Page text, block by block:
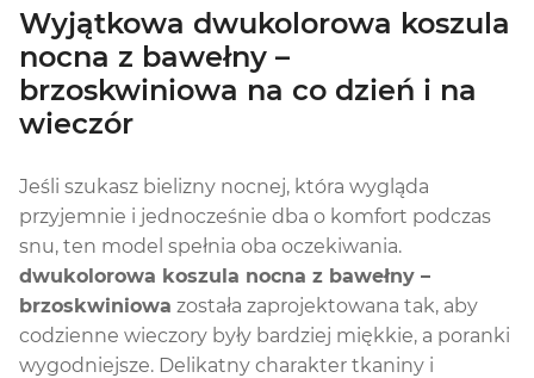
Wyjątkowa dwukolorowa koszula
nocna z bawełny –
brzoskwiniowa na co dzień i na
wieczór
Jeśli szukasz bielizny nocnej, która wygląda
przyjemnie i jednocześnie dba o komfort podczas
snu, ten model spełnia oba oczekiwania.
dwukolorowa koszula nocna z bawełny –
brzoskwiniowa została zaprojektowana tak, aby
codzienne wieczory były bardziej miękkie, a poranki
wygodniejsze. Delikatny charakter tkaniny i